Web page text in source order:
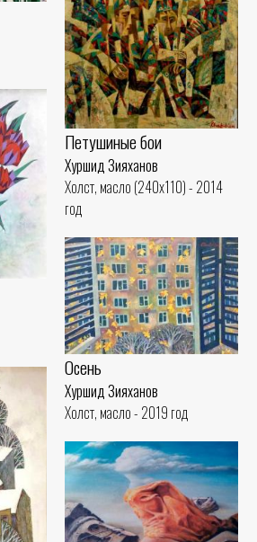
Петушиные бои
Хуршид Зияханов
Холст, масло (240x110) - 2014
год
Осень
Хуршид Зияханов
Холст, масло - 2019 год